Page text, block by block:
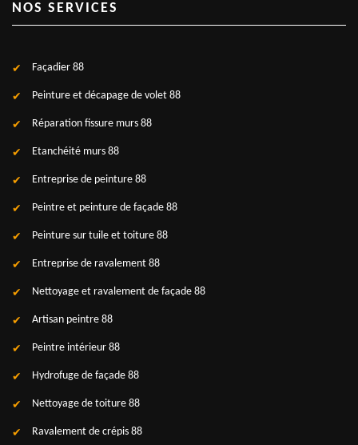
NOS SERVICES
Façadier 88
Peinture et décapage de volet 88
Réparation fissure murs 88
Etanchéité murs 88
Entreprise de peinture 88
Peintre et peinture de façade 88
Peinture sur tuile et toiture 88
Entreprise de ravalement 88
Nettoyage et ravalement de façade 88
Artisan peintre 88
Peintre intérieur 88
Hydrofuge de façade 88
Nettoyage de toiture 88
Ravalement de crépis 88